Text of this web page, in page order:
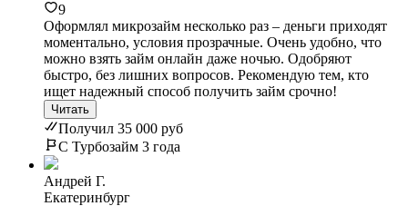
9
Оформлял микрозайм несколько раз – деньги приходят
моментально, условия прозрачные. Очень удобно, что
можно взять займ онлайн даже ночью. Одобряют
быстро, без лишних вопросов. Рекомендую тем, кто
ищет надежный способ получить займ срочно!
Читать
Получил 35 000 руб
С Турбозайм 3 года
Андрей Г.
Екатеринбург